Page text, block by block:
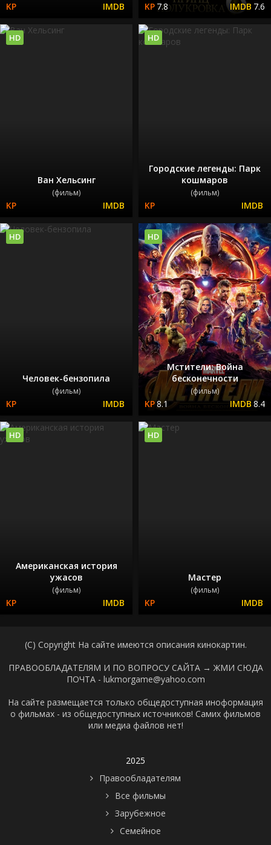
7.8 7.6
Ван Хельсинг
(фильм)
HD
Городские легенды: Парк
кошмаров
(фильм)
HD
Человек-бензопила
(фильм)
HD
Мстители: Война
бесконечности
(фильм)
8.1 8.4
HD
Американская история
ужасов
(фильм)
HD
Мастер
(фильм)
HD
(C) Copyright На сайте имеются описания кинокартин.
ПРАВООБЛАДАТЕЛЯМ И ПО ВОПРОСУ САЙТА → ЖМИ СЮДА
ПОЧТА - lukmorgame@yahoo.com
На сайте размещается только общедоступная иноформация
о фильмах - из общедоступных источников! Самих фильмов
или медиа файлов нет!
2025
Правообладателям
Все фильмы
Зарубежное
Семейное